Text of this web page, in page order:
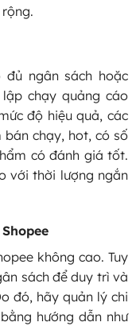
đủ ngân sách hoặc
chạy quảng cáo
độ hiệu quả, các
bán chạy, hot, có số
có đánh giá tốt.
với thời lượng ngắn
không cao. Tuy
sách để duy trì và
đó, hãy quản lý chi
hướng dẫn như